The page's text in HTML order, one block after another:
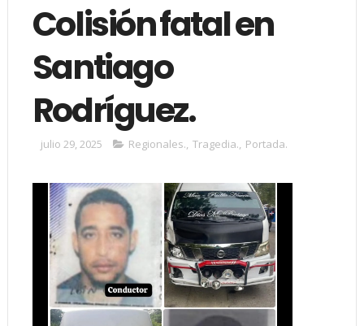
Colisión fatal en
Santiago
Rodríguez.
julio 29, 2025 Regionales., Tragedia., Portada.